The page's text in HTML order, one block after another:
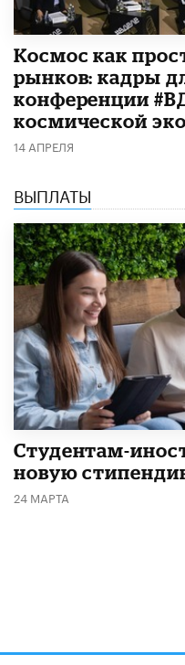
Космос как
рынков: кадры
конференции
космической
14 АПРЕЛЯ
ВЫПЛАТЫ
Студентам-
новую
24 МАРТА